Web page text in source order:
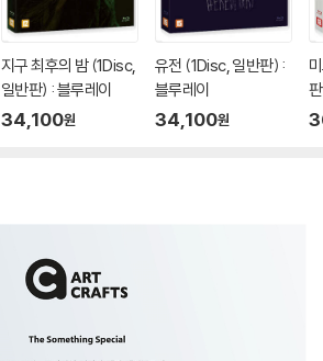
지구 최후의 밤 (1Disc,
일반판) : 블루레이
34,100원
유전 (1Disc, 일반판) :
블루레이
34,100원